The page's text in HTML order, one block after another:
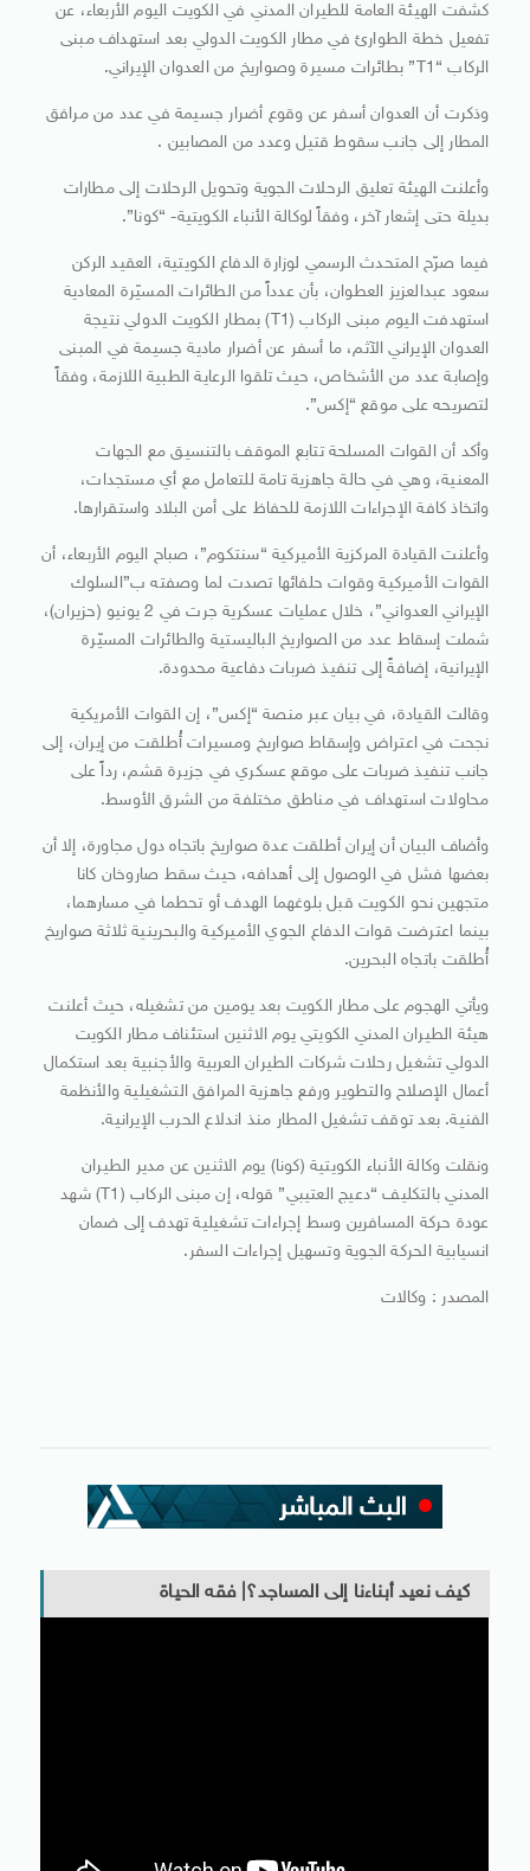
كشفت الهيئة العامة للطيران المدني في الكويت اليوم الأربعاء، عن
تفعيل خطة الطوارئ في مطار الكويت الدولي بعد استهداف مبنى
الركاب “T1” بطائرات مسيرة وصواريخ من العدوان الإيراني.
وذكرت أن العدوان أسفر عن وقوع أضرار جسيمة في عدد من مرافق
المطار إلى جانب سقوط قتيل وعدد من المصابين .
وأعلنت الهيئة تعليق الرحلات الجوية وتحويل الرحلات إلى مطارات
بديلة حتى إشعار آخر، وفقاً لوكالة الأنباء الكويتية- “كونا”.
فيما صرّح المتحدث الرسمي لوزارة الدفاع الكويتية، العقيد الركن
سعود عبدالعزيز العطوان، بأن عدداً من الطائرات المسيّرة المعادية
استهدفت اليوم مبنى الركاب (T1) بمطار الكويت الدولي نتيجة
العدوان الإيراني الآثم، ما أسفر عن أضرار مادية جسيمة في المبنى
وإصابة عدد من الأشخاص، حيث تلقوا الرعاية الطبية اللازمة، وفقاً
لتصريحه على موقع “إكس”.
وأكد أن القوات المسلحة تتابع الموقف بالتنسيق مع الجهات
المعنية، وهي في حالة جاهزية تامة للتعامل مع أي مستجدات،
واتخاذ كافة الإجراءات اللازمة للحفاظ على أمن البلاد واستقرارها.
وأعلنت القيادة المركزية الأميركية “سنتكوم”، صباح اليوم الأربعاء، أن
القوات الأميركية وقوات حلفائها تصدت لما وصفته ب”السلوك
الإيراني العدواني”، خلال عمليات عسكرية جرت في 2 يونيو (حزيران)،
شملت إسقاط عدد من الصواريخ الباليستية والطائرات المسيّرة
الإيرانية، إضافةً إلى تنفيذ ضربات دفاعية محدودة.
وقالت القيادة، في بيان عبر منصة “إكس”، إن القوات الأمريكية
نجحت في اعتراض وإسقاط صواريخ ومسيرات أُطلقت من إيران، إلى
جانب تنفيذ ضربات على موقع عسكري في جزيرة قشم، رداً على
محاولات استهداف في مناطق مختلفة من الشرق الأوسط.
وأضاف البيان أن إيران أطلقت عدة صواريخ باتجاه دول مجاورة، إلا أن
بعضها فشل في الوصول إلى أهدافه، حيث سقط صاروخان كانا
متجهين نحو الكويت قبل بلوغهما الهدف أو تحطما في مسارهما،
بينما اعترضت قوات الدفاع الجوي الأميركية والبحرينية ثلاثة صواريخ
أُطلقت باتجاه البحرين.
ويأتي الهجوم على مطار الكويت بعد يومين من تشغيله، حيث أعلنت
هيئة الطيران المدني الكويتي يوم الاثنين استئناف مطار الكويت
الدولي تشغيل رحلات شركات الطيران العربية والأجنبية بعد استكمال
أعمال الإصلاح والتطوير ورفع جاهزية المرافق التشغيلية والأنظمة
الفنية. بعد توقف تشغيل المطار منذ اندلاع الحرب الإيرانية.
ونقلت وكالة الأنباء الكويتية (كونا) يوم الاثنين عن مدير الطيران
المدني بالتكليف “دعيج العتيبي” قوله، إن مبنى الركاب (T1) شهد
عودة حركة المسافرين وسط إجراءات تشغيلية تهدف إلى ضمان
انسيابية الحركة الجوية وتسهيل إجراءات السفر.
المصدر : وكالات
كيف نعيد أبناءنا إلى المساجد؟| فقه الحياة